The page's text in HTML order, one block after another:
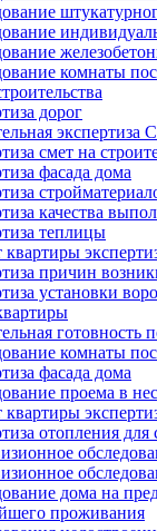
комнаты
дорог
экспертиза
смет на
фасада дома
качества
теплицы
причин
установки
готовность
комнаты
фасада дома
проема в
отопления для
дома на
проживания